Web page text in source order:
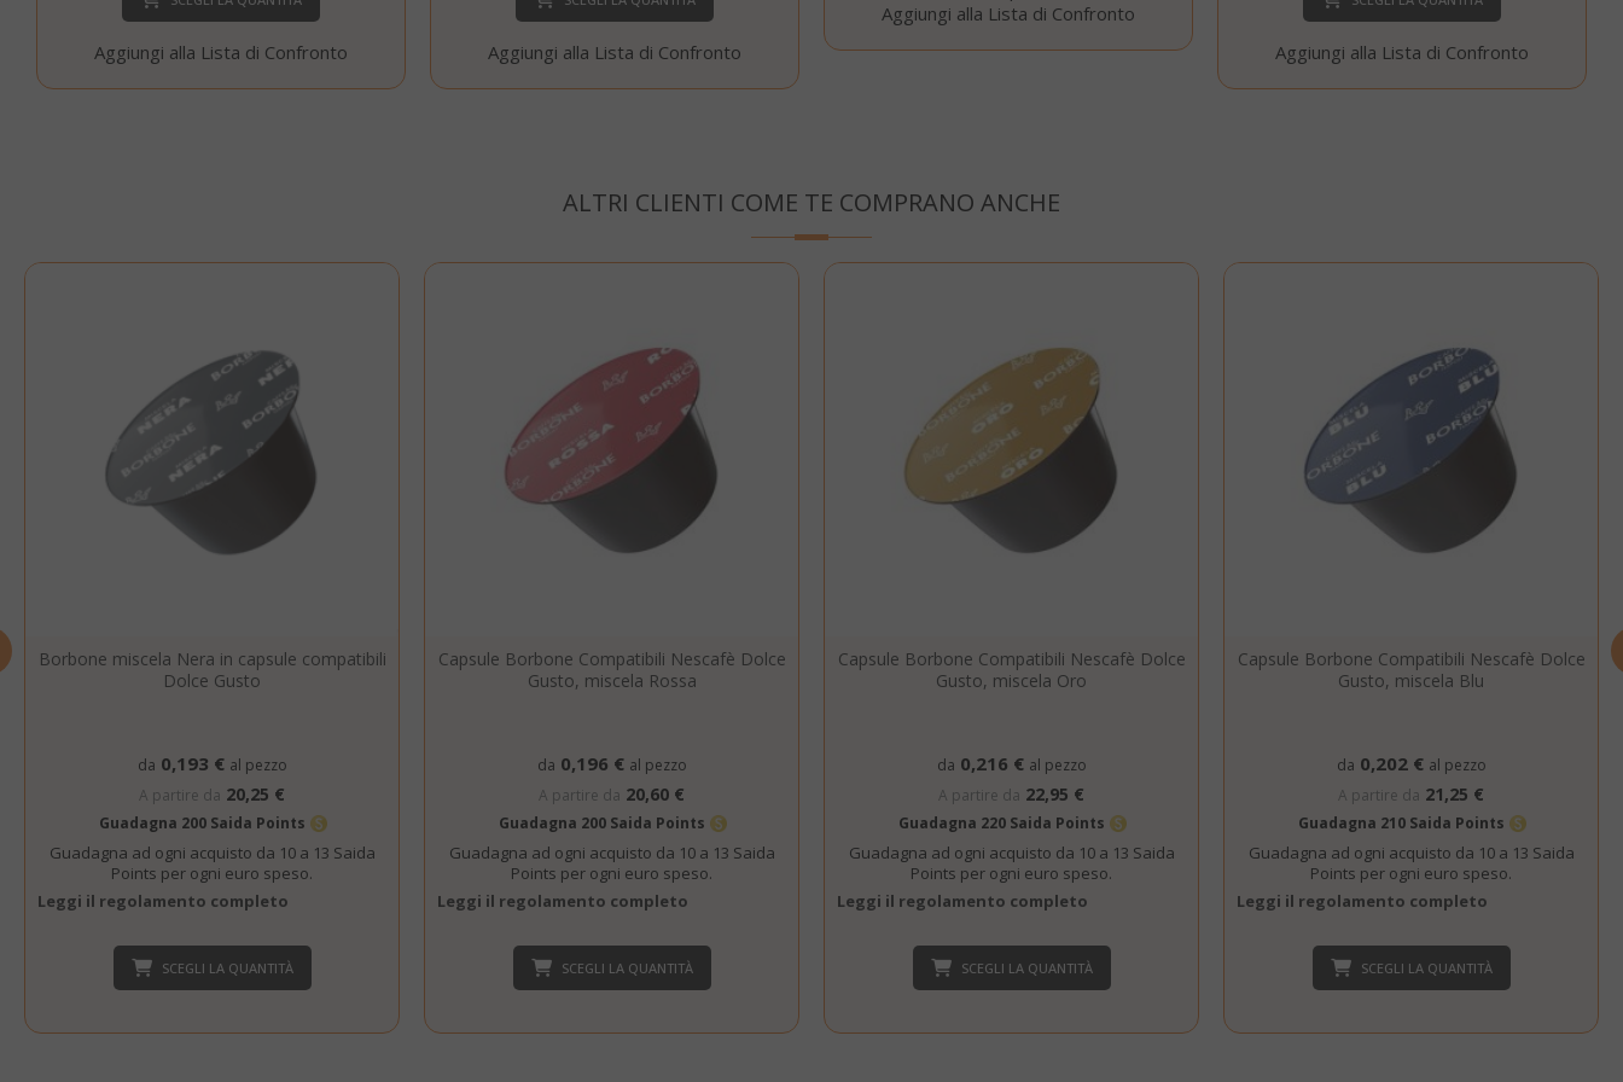
Aggiungi alla Lista di Confronto Aggiungi alla Lista di Confronto
Aggiungi alla Lista di Confronto
Aggiungi alla Lista di Confronto
ALTRI CLIENTI COME TE COMPRANO ANCHE
Borbone miscela Nera in capsule compatibili
Dolce Gusto
da 0,193 € al pezzo
A partire da 20,25 €
Guadagna 200 Saida Points
Guadagna ad ogni acquisto da 10 a 13 Saida
Points per ogni euro speso.
Leggi il regolamento completo
SCEGLI LA QUANTITÀ
Capsule Borbone Compatibili Nescafè Dolce
Gusto, miscela Rossa
da 0,196 € al pezzo
A partire da 20,60 €
Guadagna 200 Saida Points
Guadagna ad ogni acquisto da 10 a 13 Saida
Points per ogni euro speso.
Leggi il regolamento completo
SCEGLI LA QUANTITÀ
Capsule Borbone Compatibili Nescafè Dolce
Gusto, miscela Oro
da 0,216 € al pezzo
A partire da 22,95 €
Guadagna 220 Saida Points
Guadagna ad ogni acquisto da 10 a 13 Saida
Points per ogni euro speso.
Leggi il regolamento completo
SCEGLI LA QUANTITÀ
Capsule Borbone Compatibili Nescafè Dolce
Gusto, miscela Blu
da 0,202 € al pezzo
A partire da 21,25 €
Guadagna 210 Saida Points
Guadagna ad ogni acquisto da 10 a 13 Saida
Points per ogni euro speso.
Leggi il regolamento completo
SCEGLI LA QUANTITÀ
sessione è
probabile che
venga utilizzato
www.saidagustoespresso.com
settimane
Script.com per
www.google.com
settimane
reCAPTCHA
rischi.
mage-cache-sessid
Adobe Inc.
www.saidagustoespresso.com
59 minuti
55 secondi
questo cookie
cookie viene